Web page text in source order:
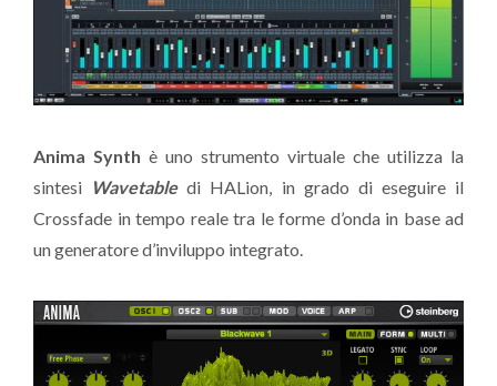
Anima Synth è uno strumento virtuale che utilizza la
sintesi Wavetable di HALion, in grado di eseguire il
Crossfade in tempo reale tra le forme d’onda in base ad
un generatore d’inviluppo integrato.